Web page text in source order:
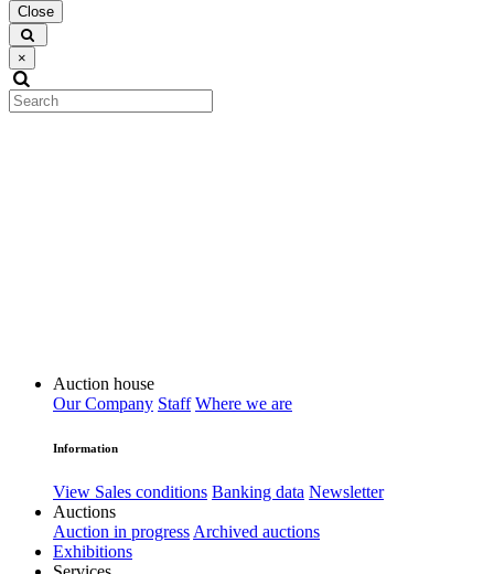
Close
×
Auction house
Our Company Staff Where we are
Information
View Sales conditions Banking data Newsletter
Auctions
Auction in progress Archived auctions
Exhibitions